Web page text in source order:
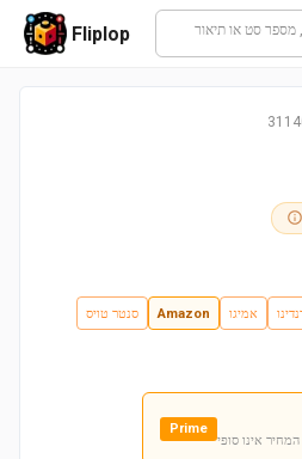
סט או תיאור Fliplop
אמיגו Amazon
סנטר טויס
אינו סופי
Prime